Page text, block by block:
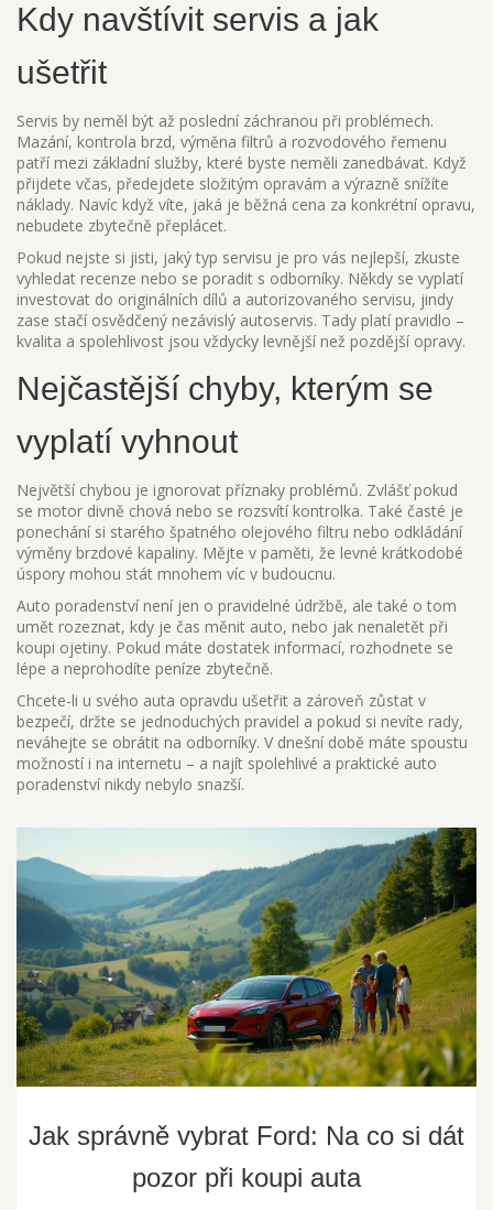
Kdy navštívit servis a jak
ušetřit
Servis by neměl být až poslední záchranou při problémech.
Mazání, kontrola brzd, výměna filtrů a rozvodového řemenu
patří mezi základní služby, které byste neměli zanedbávat. Když
přijdete včas, předejdete složitým opravám a výrazně snížíte
náklady. Navíc když víte, jaká je běžná cena za konkrétní opravu,
nebudete zbytečně přeplácet.
Pokud nejste si jisti, jaký typ servisu je pro vás nejlepší, zkuste
vyhledat recenze nebo se poradit s odborníky. Někdy se vyplatí
investovat do originálních dílů a autorizovaného servisu, jindy
zase stačí osvědčený nezávislý autoservis. Tady platí pravidlo –
kvalita a spolehlivost jsou vždycky levnější než pozdější opravy.
Nejčastější chyby, kterým se
vyplatí vyhnout
Největší chybou je ignorovat příznaky problémů. Zvlášť pokud
se motor divně chová nebo se rozsvítí kontrolka. Také časté je
ponechání si starého špatného olejového filtru nebo odkládání
výměny brzdové kapaliny. Mějte v paměti, že levné krátkodobé
úspory mohou stát mnohem víc v budoucnu.
Auto poradenství není jen o pravidelné údržbě, ale také o tom
umět rozeznat, kdy je čas měnit auto, nebo jak nenaletět při
koupi ojetiny. Pokud máte dostatek informací, rozhodnete se
lépe a neprohodíte peníze zbytečně.
Chcete-li u svého auta opravdu ušetřit a zároveň zůstat v
bezpečí, držte se jednoduchých pravidel a pokud si nevíte rady,
neváhejte se obrátit na odborníky. V dnešní době máte spoustu
možností i na internetu – a najít spolehlivé a praktické auto
poradenství nikdy nebylo snazší.
Jak správně vybrat Ford: Na co si dát
pozor při koupi auta